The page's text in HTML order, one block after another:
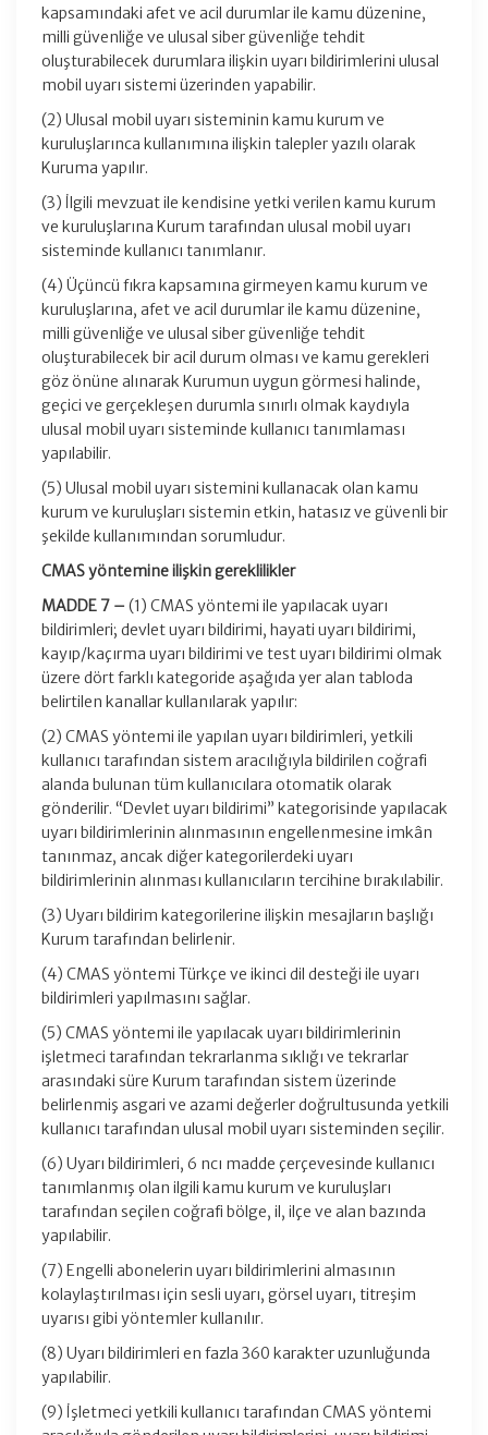
kapsamındaki afet ve acil durumlar ile kamu düzenine,
milli güvenliğe ve ulusal siber güvenliğe tehdit
oluşturabilecek durumlara ilişkin uyarı bildirimlerini ulusal
mobil uyarı sistemi üzerinden yapabilir.
(2) Ulusal mobil uyarı sisteminin kamu kurum ve
kuruluşlarınca kullanımına ilişkin talepler yazılı olarak
Kuruma yapılır.
(3) İlgili mevzuat ile kendisine yetki verilen kamu kurum
ve kuruluşlarına Kurum tarafından ulusal mobil uyarı
sisteminde kullanıcı tanımlanır.
(4) Üçüncü fıkra kapsamına girmeyen kamu kurum ve
kuruluşlarına, afet ve acil durumlar ile kamu düzenine,
milli güvenliğe ve ulusal siber güvenliğe tehdit
oluşturabilecek bir acil durum olması ve kamu gerekleri
göz önüne alınarak Kurumun uygun görmesi halinde,
geçici ve gerçekleşen durumla sınırlı olmak kaydıyla
ulusal mobil uyarı sisteminde kullanıcı tanımlaması
yapılabilir.
(5) Ulusal mobil uyarı sistemini kullanacak olan kamu
kurum ve kuruluşları sistemin etkin, hatasız ve güvenli bir
şekilde kullanımından sorumludur.
CMAS yöntemine ilişkin gereklilikler
MADDE 7 – (1) CMAS yöntemi ile yapılacak uyarı
bildirimleri; devlet uyarı bildirimi, hayati uyarı bildirimi,
kayıp/kaçırma uyarı bildirimi ve test uyarı bildirimi olmak
üzere dört farklı kategoride aşağıda yer alan tabloda
belirtilen kanallar kullanılarak yapılır:
(2) CMAS yöntemi ile yapılan uyarı bildirimleri, yetkili
kullanıcı tarafından sistem aracılığıyla bildirilen coğrafi
alanda bulunan tüm kullanıcılara otomatik olarak
gönderilir. “Devlet uyarı bildirimi” kategorisinde yapılacak
uyarı bildirimlerinin alınmasının engellenmesine imkân
tanınmaz, ancak diğer kategorilerdeki uyarı
bildirimlerinin alınması kullanıcıların tercihine bırakılabilir.
(3) Uyarı bildirim kategorilerine ilişkin mesajların başlığı
Kurum tarafından belirlenir.
(4) CMAS yöntemi Türkçe ve ikinci dil desteği ile uyarı
bildirimleri yapılmasını sağlar.
(5) CMAS yöntemi ile yapılacak uyarı bildirimlerinin
işletmeci tarafından tekrarlanma sıklığı ve tekrarlar
arasındaki süre Kurum tarafından sistem üzerinde
belirlenmiş asgari ve azami değerler doğrultusunda yetkili
kullanıcı tarafından ulusal mobil uyarı sisteminden seçilir.
(6) Uyarı bildirimleri, 6 ncı madde çerçevesinde kullanıcı
tanımlanmış olan ilgili kamu kurum ve kuruluşları
tarafından seçilen coğrafi bölge, il, ilçe ve alan bazında
yapılabilir.
(7) Engelli abonelerin uyarı bildirimlerini almasının
kolaylaştırılması için sesli uyarı, görsel uyarı, titreşim
uyarısı gibi yöntemler kullanılır.
(8) Uyarı bildirimleri en fazla 360 karakter uzunluğunda
yapılabilir.
(9) İşletmeci yetkili kullanıcı tarafından CMAS yöntemi